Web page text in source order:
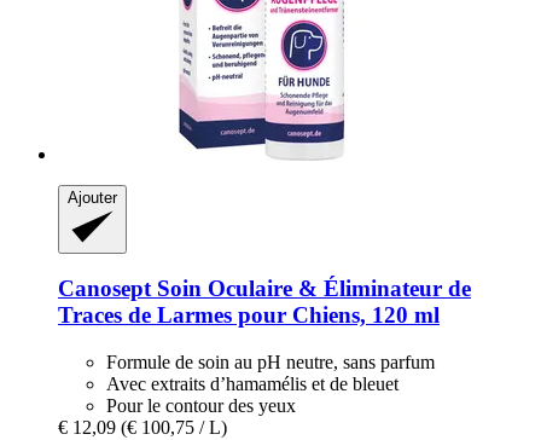
Ajouter
CanoseptSoin Oculaire & Éliminateur de
Traces de Larmes pour Chiens, 120 ml
Formule de soin au pH neutre, sans parfum
Avec extraits d’hamamélis et de bleuet
Pour le contour des yeux
€ 12,09 (€ 100,75 / L)